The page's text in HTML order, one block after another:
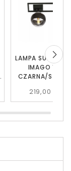
LAMPA
IMAGO 1D
CZARNA/STRIPE
219,00 zł